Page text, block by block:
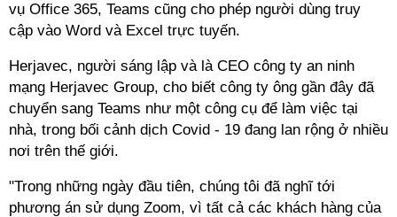
vụ Office 365, Teams cũng cho phép người dùng truy
cập vào Word và Excel trực tuyến.
Herjavec, người sáng lập và là CEO công ty an ninh
mạng Herjavec Group, cho biết công ty ông gần đây đã
chuyển sang Teams như một công cụ để làm việc tại
nhà, trong bối cảnh dịch Covid - 19 đang lan rộng ở nhiều
nơi trên thế giới.
"Trong những ngày đầu tiên, chúng tôi đã nghĩ tới
phương án sử dụng Zoom, vì tất cả các khách hàng của